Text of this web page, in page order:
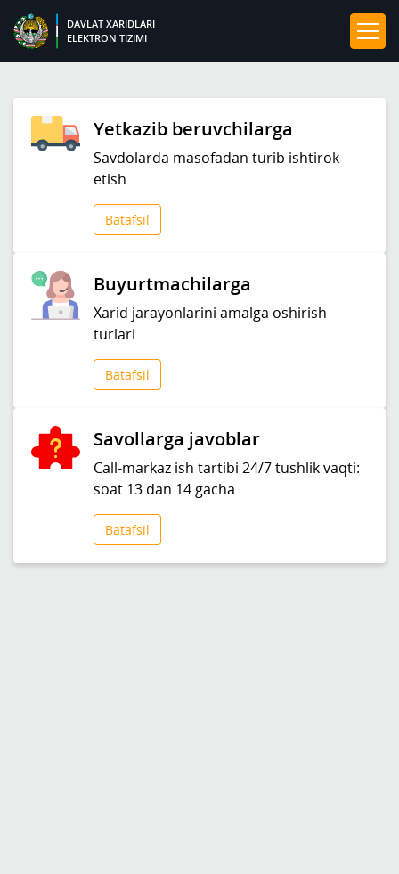
DAVLAT XARIDLARI
ELEKTRON TIZIMI
Yetkazib beruvchilarga
Savdolarda masofadan turib ishtirok
etish
Batafsil
Buyurtmachilarga
Xarid jarayonlarini amalga oshirish
turlari
Batafsil
Savollarga javoblar
Call-markaz ish tartibi 24/7 tushlik vaqti:
soat 13 dan 14 gacha
Batafsil